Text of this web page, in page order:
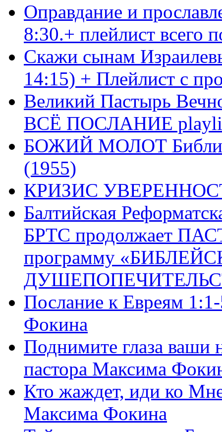
Оправдание и
8:30.+ плейлист
Скажи сынам
14:15) + Плейлист с
Великий Пастырь
ВСЁ ПОСЛАНИЕ
БОЖИЙ МОЛОТ Библия
(1955)
КРИЗИС
Балтийская
БРТС продолжает
программу
Послание к Евреям
Фокина
Поднимите глаза ваши
пастора Максима
Кто жаждет, иди ко
Максима Фокина